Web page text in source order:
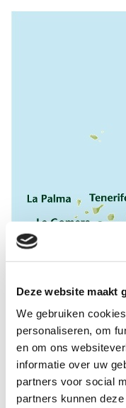
Deze website maakt
We gebruiken
personaliseren, om
en om ons
informatie over uw
partners voor social
partners kunnen
VAST VERBLIJF WANDELVAKANTIES